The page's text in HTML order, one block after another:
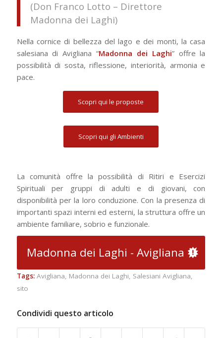
(Don Franco Lotto – Direttore
Madonna dei Laghi)
Nella cornice di bellezza del lago e dei monti, la casa
salesiana di Avigliana “Madonna dei Laghi” offre la
possibilità di sosta, riflessione, interiorità, armonia e
pace.
Scopri qui le proposte
Scopri qui gli Ambienti
La comunità offre la possibilità di Ritiri e Esercizi
Spirituali per gruppi di adulti e di giovani, con
disponibilità per la loro conduzione. Con la presenza di
importanti spazi interni ed esterni, la struttura offre un
ambiente familiare, sobrio e funzionale.
Madonna dei Laghi - Avigliana
Tags: Avigliana, Madonna dei Laghi, Salesiani Avigliana,
sito
Condividi questo articolo